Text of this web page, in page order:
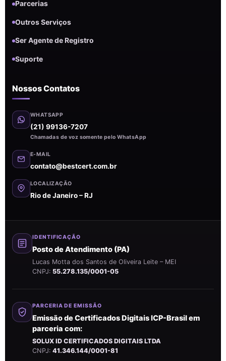
Parcerias
Outros Serviços
Ser Agente de Registro
Suporte
Nossos Contatos
WHATSAPP
(21) 99136-7207
Chamadas de voz somente pelo WhatsApp
E-MAIL
contato@bestcert.com.br
LOCALIZAÇÃO
Rio de Janeiro – RJ
IDENTIFICAÇÃO
Posto de Atendimento (PA)
Lucas Motta dos Santos de Oliveira Leite – MEI
CNPJ: 55.278.135/0001-05
PARCERIA DE EMISSÃO
Emissão de Certificados Digitais ICP-Brasil em
parceria com:
SOLUX ID CERTIFICADOS DIGITAIS LTDA
CNPJ: 41.346.144/0001-81